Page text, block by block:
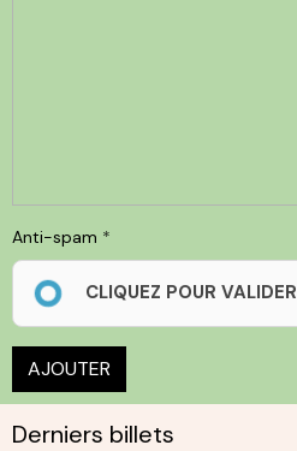
Anti-spam
CLIQUEZ POUR VALIDER
AJOUTER
Derniers billets